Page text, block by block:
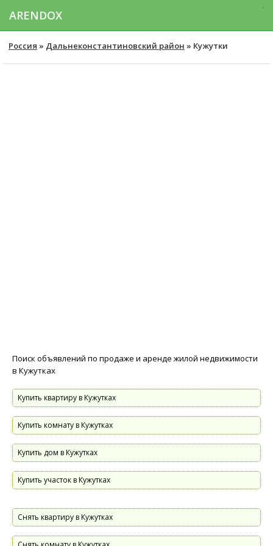
ARENDOX
Россия » Дальнеконстантиновский район » Кужутки
Поиск объявлений по продаже и аренде жилой недвижимости
в Кужутках
Купить квартиру в Кужутках
Купить комнату в Кужутках
Купить дом в Кужутках
Купить участок в Кужутках
Снять квартиру в Кужутках